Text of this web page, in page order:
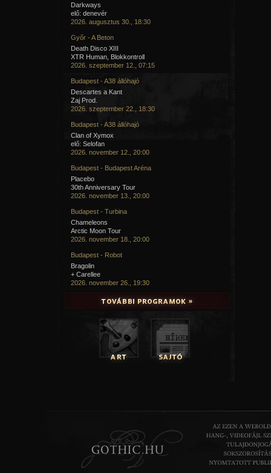
Darkways
elő: denevér
2026. augusztus 30., 18:30
Győr - A Beton
Death Disco XIII
XTR Human, Blokkontroll
2026. szeptember 12., 07:15
Budapest - A38 állóhajó
Descartes a Kant
Zaj Prod.
2026. szeptember 22., 18:30
Budapest - A38 állóhajó
Clan of Xymox
elő: Selofan
2026. november 12., 20:00
Budapest - Budapest Aréna
Placebo
30th Anniversary Tour
2026. november 13., 20:00
Budapest - Turbina
Chameleons
Arctic Moon Tour
2026. november 18., 20:00
Budapest - Robot
Bragolin
+ Carellee
2026. november 26., 19:30